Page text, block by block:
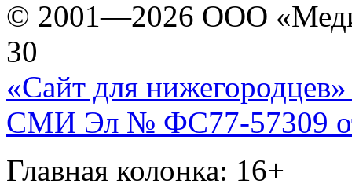
© 2001—2026 ООО
30
«Сайт для нижегородцев»
СМИ Эл № ФС77-57309
Главная колонка: 16+